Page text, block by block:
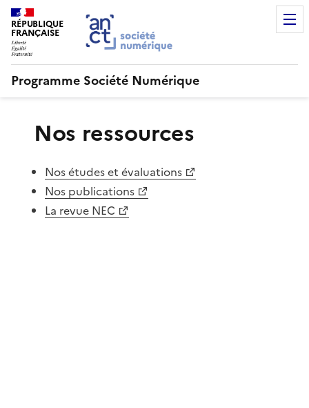
RÉPUBLIQUE
FRANÇAISE
Programme Société Numérique
Nos ressources
Nos études et évaluations
Nos publications
La revue NEC